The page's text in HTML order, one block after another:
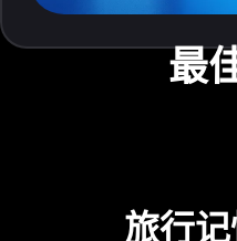
最
旅行